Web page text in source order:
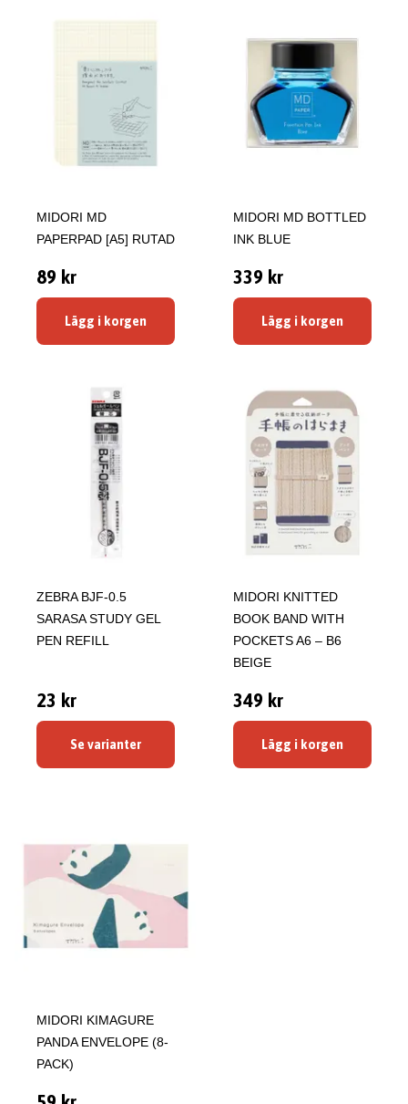
MIDORI MD
PAPERPAD [A5] RUTAD
89 kr
Lägg i korgen
MIDORI MD BOTTLED
INK BLUE
339 kr
Lägg i korgen
ZEBRA BJF-0.5
SARASA STUDY GEL
PEN REFILL
23 kr
Se varianter
MIDORI KNITTED
BOOK BAND WITH
POCKETS A6 – B6
BEIGE
349 kr
Lägg i korgen
MIDORI KIMAGURE
PANDA ENVELOPE (8-
PACK)